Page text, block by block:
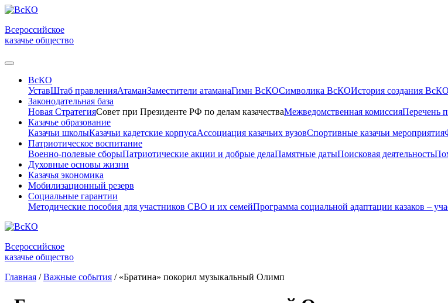
Всероссийское
казачье общество
ВсКО
УставШтаб правленияАтаманЗаместители атаманаГимн ВсКОСимволика ВсКОИстория создания ВсКО
Законодательная база
Новая СтратегияСовет при Президенте РФ по делам казачестваМежведомственная комиссияПеречень
Казачье образование
Казачьи школыКазачьи кадетские корпусаАссоциация казачьих вузовСпортивные казачьи мероприятия
Патриотическое воспитание
Военно-полевые сборыПатриотические акции и добрые делаПамятные датыПоисковая деятельность
Духовные основы жизни
Казачья экономика
Мобилизационный резерв
Социальные гарантии
Методические пособия для участников СВО и их семейПрограмма социальной адаптации казаков –
Всероссийское
казачье общество
Главная / Важные события / «Братина» покорил музыкальный Олимп